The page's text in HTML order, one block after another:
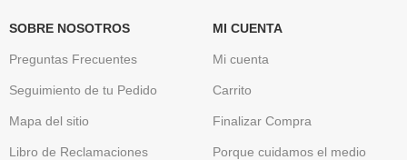
SOBRE NOSOTROS
Preguntas Frecuentes
Seguimiento de tu Pedido
Mapa del sitio
Libro de Reclamaciones
MI CUENTA
Mi cuenta
Carrito
Finalizar Compra
Porque cuidamos el medio